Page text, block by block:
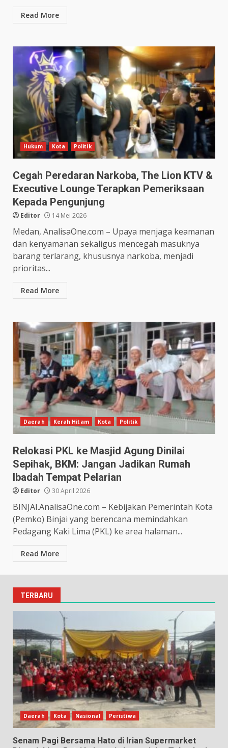
Read More
Hukum Kota Politik
Cegah Peredaran Narkoba, The Lion KTV &
Executive Lounge Terapkan Pemeriksaan
Kepada Pengunjung
Editor 14 Mei 2026
Medan, AnalisaOne.com – Upaya menjaga keamanan
dan kenyamanan sekaligus mencegah masuknya
barang terlarang, khususnya narkoba, menjadi
prioritas...
Read More
Daerah Kerah Hitam Kota Politik
Relokasi PKL ke Masjid Agung Dinilai
Sepihak, BKM: Jangan Jadikan Rumah
Ibadah Tempat Pelarian
Editor 30 April 2026
BINJAI.AnalisaOne.com – Kebijakan Pemerintah Kota
(Pemko) Binjai yang berencana memindahkan
Pedagang Kaki Lima (PKL) ke area halaman...
Read More
TERBARU
Daerah Kota Nasional Peristiwa
Senam Pagi Bersama Hato di Irian Supermarket